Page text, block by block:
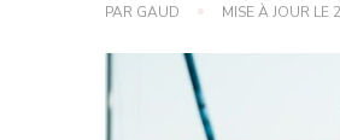
PAR GAUD MISE À JOUR LE